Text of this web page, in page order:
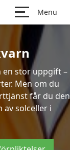
Menu
en stor uppgift –
Men om du
får du den
av solceller i